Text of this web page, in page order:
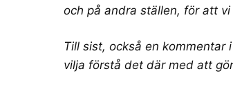
och på andra ställen, för att
Till sist, också en kommentar
vilja förstå det där med att